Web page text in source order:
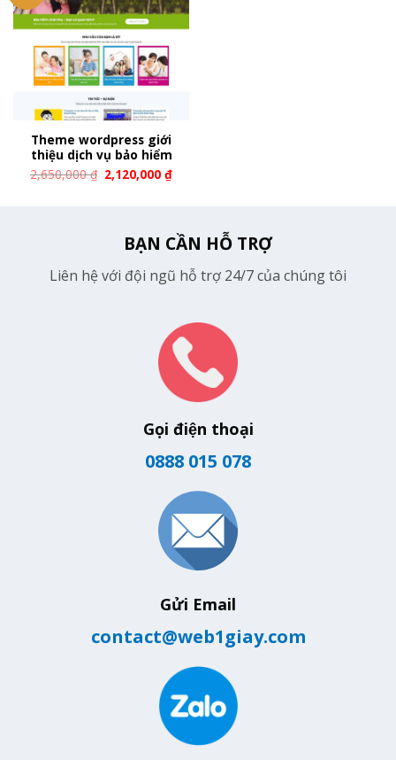
Theme wordpress giới
thiệu dịch vụ bảo hiểm
2,650,000₫ 2,120,000₫
BẠN CẦN HỖ TRỢ
Liên hệ với đội ngũ hỗ trợ 24/7 của chúng tôi
Gọi điện thoại
0888 015 078
Gửi Email
contact@web1giay.com